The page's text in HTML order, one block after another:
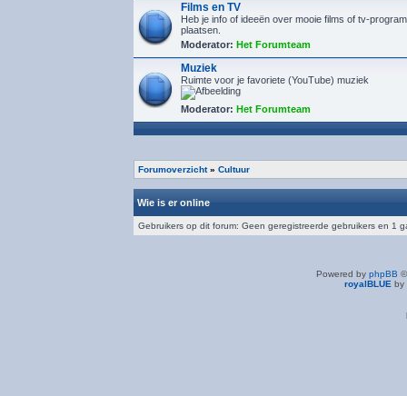
Films en TV
Heb je info of ideeën over mooie films of tv-
plaatsen.
Moderator: Het Forumteam
Muziek
Ruimte voor je favoriete (YouTube) muziek
Moderator: Het Forumteam
Forumoverzicht» Cultuur
Wie is er online
Gebruikers op dit forum: Geen geregistreerde gebruikers en 1
Powered by phpBB
royalBLUE by